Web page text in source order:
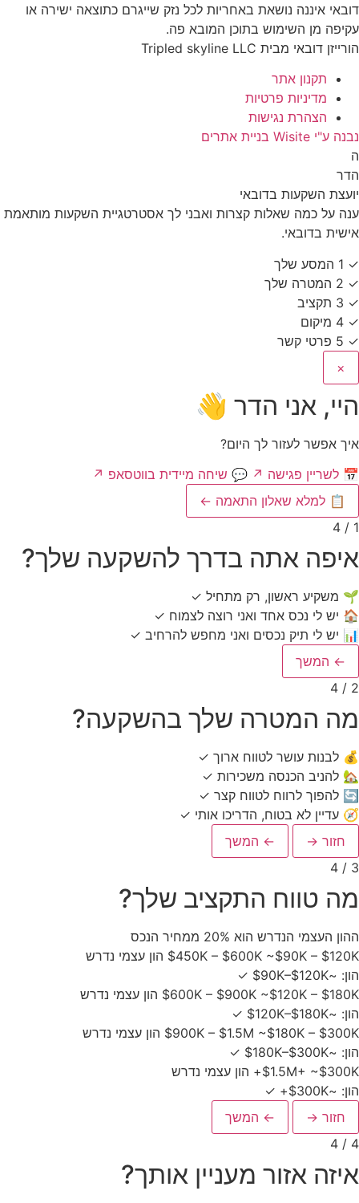
דובאי איננה נושאת באחריות לכל נזק שייגרם כתוצאה ישירה או
עקיפה מן השימוש בתוכן המובא פה.
הורייזן דובאי מבית Tripled skyline LLC
תקנון אתר
מדיניות פרטיות
הצהרת נגישות
נבנה ע"י Wisite בניית אתרים
ה
הדר
יועצת השקעות בדובאי
ענה על כמה שאלות קצרות ואבני לך אסטרטגיית השקעות מותאמת
אישית בדובאי.
✓
1 המסע שלך
✓
2 המטרה שלך
✓
3 תקציב
✓
4 מיקום
✓
5 פרטי קשר
×
היי, אני הדר 👋
איך אפשר לעזור לך היום?
📅 לשריין פגישה ↗
💬 שיחה מיידית בווטסאפ ↗
📋 למלא שאלון התאמה ←
1 / 4
איפה אתה בדרך להשקעה שלך?
🌱 משקיע ראשון, רק מתחיל ✓
🏠 יש לי נכס אחד ואני רוצה לצמוח ✓
📊 יש לי תיק נכסים ואני מחפש להרחיב ✓
← המשך
2 / 4
מה המטרה שלך בהשקעה?
💰 לבנות עושר לטווח ארוך ✓
🏡 להניב הכנסה משכירות ✓
🔄 להפוך לרווח לטווח קצר ✓
🧭 עדיין לא בטוח, הדריכו אותי ✓
חזור →
← המשך
3 / 4
מה טווח התקציב שלך?
ההון העצמי הנדרש הוא 20% ממחיר הנכס
$450K – $600K ~$90K – $120K הון עצמי נדרש
הון: ~$90K–$120K
✓
$600K – $900K ~$120K – $180K הון עצמי נדרש
הון: ~$120K–$180K
✓
$900K – $1.5M ~$180K – $300K הון עצמי נדרש
הון: ~$180K–$300K
✓
$1.5M+ ~$300K+ הון עצמי נדרש
הון: ~$300K+
✓
חזור →
← המשך
4 / 4
איזה אזור מעניין אותך?